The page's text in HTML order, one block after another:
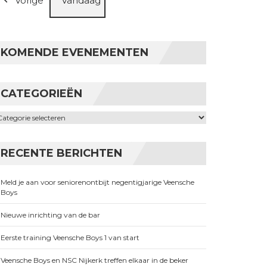
KOMENDE EVENEMENTEN
CATEGORIEËN
RECENTE BERICHTEN
Meld je aan voor seniorenontbijt negentigjarige Veensche
Boys
Nieuwe inrichting van de bar
Eerste training Veensche Boys 1 van start
Veensche Boys en NSC Nijkerk treffen elkaar in de beker